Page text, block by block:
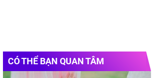
CÓ THỂ BẠN QUAN TÂM